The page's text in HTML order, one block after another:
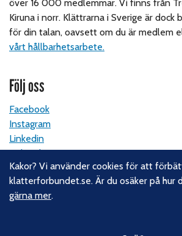
över 16 000 medlemmar. Vi finns från
Kiruna i norr. Klättrarna i Sverige är
för din talan, oavsett om du är medlem
vårt hållbarhetsarbete.
Följ oss
Facebook
Instagram
Linkedin
Nyhetsbrev
Kontakt
Kakor? Vi använder cookies för att
klatterforbundet.se. Är du osäker på hur
gärna mer.